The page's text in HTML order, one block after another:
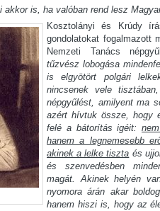
akkor is, ha valóban rend lesz
Kosztolányi és Krúdy
gondolatokat fogalmazott
Nemzeti Tanács
tűzvész lobogása
is elgyötört polgári
nincsenek vele
népgyűlést, amilyent ma
azért hívtuk össze, hogy
felé a bátorítás igéit:
hanem a legnemesebb
akinek a lelke tiszta és
és szenvedésben
magát. Akinek helyén
nyomora árán akar
hanem hiszi is, hogy az